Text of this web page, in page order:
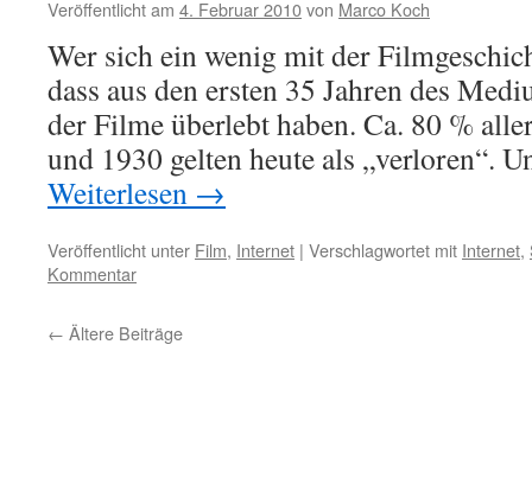
Veröffentlicht am 4. Februar 2010von Marco Koch
Wer sich ein wenig mit der
dass aus den ersten 35 Jahren des
der Filme überlebt haben. Ca. 80 %
und 1930 gelten heute als „verloren“.
Weiterlesen →
Veröffentlicht unter Film, Internet | Verschlagwortet mit Internet,
Kommentar
← Ältere Beiträge